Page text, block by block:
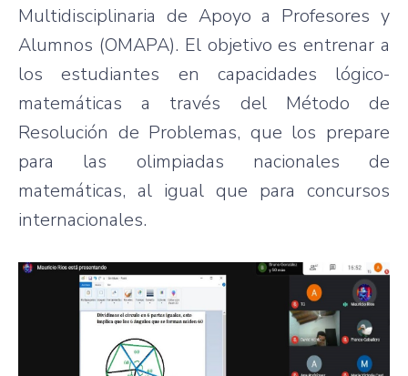
Multidisciplinaria de Apoyo a Profesores y
Alumnos (OMAPA). El objetivo es entrenar a
los estudiantes en capacidades lógico-
matemáticas a través del Método de
Resolución de Problemas, que los prepare
para las olimpiadas nacionales de
matemáticas, al igual que para concursos
internacionales.